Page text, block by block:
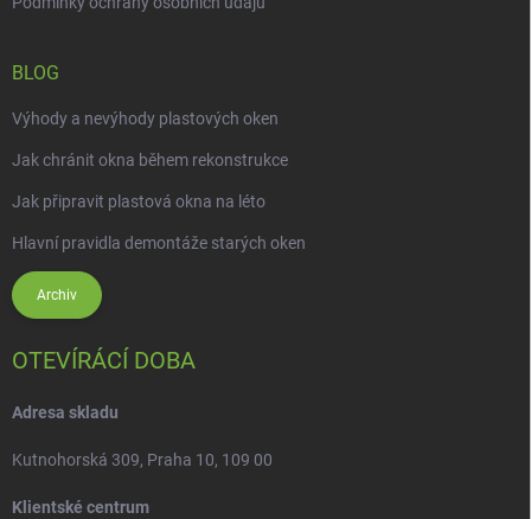
BLOG
Výhody a nevýhody plastových oken
Jak chránit okna během rekonstrukce
Jak připravit plastová okna na léto
Hlavní pravidla demontáže starých oken
Archiv
OTEVÍRÁCÍ DOBA
Adresa skladu
Kutnohorská 309, Praha 10, 109 00
Klientské centrum